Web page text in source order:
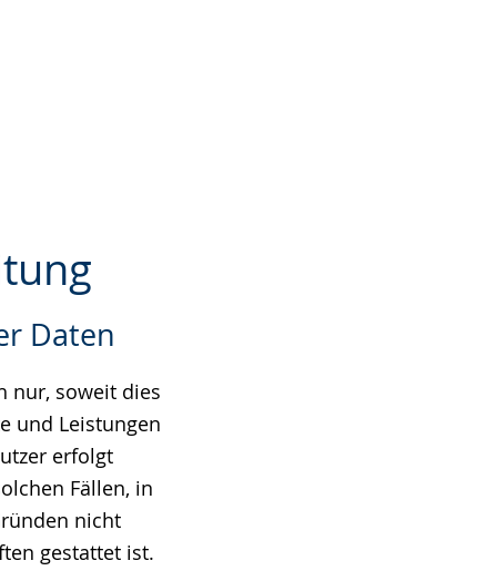
Daten
nur, soweit dies
und Leistungen
erfolgt
Fällen, in
nicht
gestattet ist.